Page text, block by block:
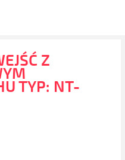
Z
TYP: NT-